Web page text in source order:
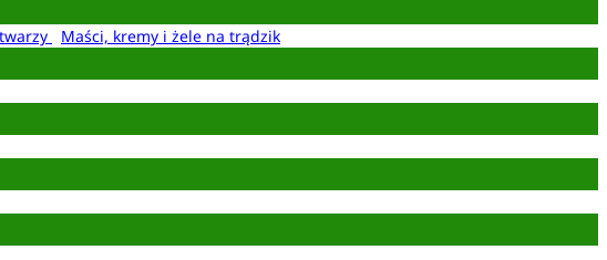
Maści, kremy i żele na trądzik